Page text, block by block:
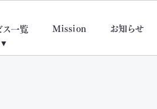
ス一覧 Mission お知らせ